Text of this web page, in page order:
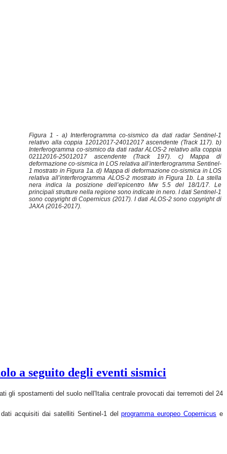
Figura 1 - a) Interferogramma co-sismico da dati radar Sentinel-1
relativo alla coppia 12012017-24012017 ascendente (Track 117). b)
Interferogramma co-sismico da dati radar ALOS-2 relativo alla coppia
02112016-25012017 ascendente (Track 197). c) Mappa di
deformazione co-sismica in LOS relativa all’interferogramma Sentinel-
1 mostrato in Figura 1a. d) Mappa di deformazione co-sismica in LOS
relativa all’interferogramma ALOS-2 mostrato in Figura 1b. La stella
nera indica la posizione dell’epicentro Mw 5.5 del 18/1/17. Le
principali strutture nella regione sono indicate in nero. I dati Sentinel-1
sono copyright di Copernicus (2017). I dati ALOS-2 sono copyright di
JAXA (2016-2017).
a seguito degli eventi sismici
gli spostamenti del suolo nell'Italia centrale provocati dai terremoti del 24
acquisiti dai satelliti Sentinel-1 delprogramma europeo Copernicus e